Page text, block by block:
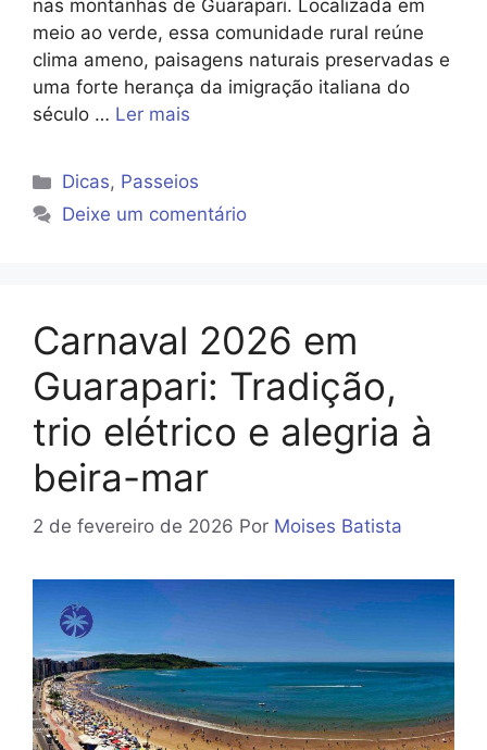
nas montanhas de Guarapari. Localizada em
meio ao verde, essa comunidade rural reúne
clima ameno, paisagens naturais preservadas e
uma forte herança da imigração italiana do
século … Ler mais
Categorias
Dicas, Passeios
Deixe um comentário
Carnaval 2026 em
Guarapari: Tradição,
trio elétrico e alegria à
beira-mar
2 de fevereiro de 2026 Por Moises Batista